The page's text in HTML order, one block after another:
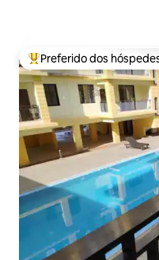
Entre os melhores
Preferido dos